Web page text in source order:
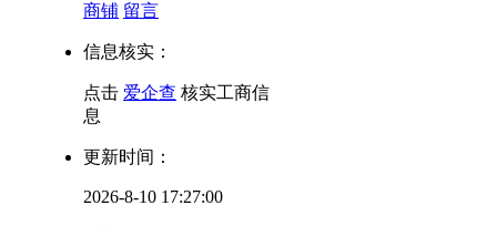
商铺 留言
信息核实：
点击 爱企查 核实工商信
息
更新时间：
2026-8-10 17:27:00